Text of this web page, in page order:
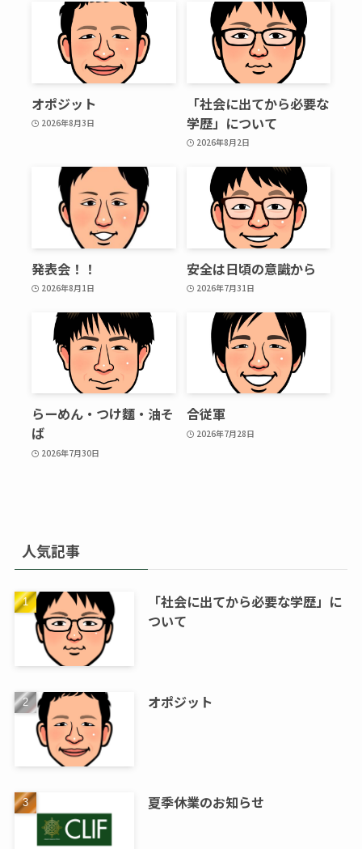
オポジット
2026年8月3日
「社会に出てから必要な
学歴」について
2026年8月2日
発表会！！
2026年8月1日
安全は日頃の意識から
2026年7月31日
らーめん・つけ麵・油そ
ば
2026年7月30日
合従軍
2026年7月28日
人気記事
「社会に出てから必要な学歴」に
ついて
オポジット
夏季休業のお知らせ